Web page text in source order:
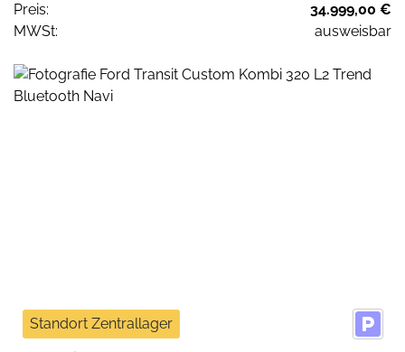
Preis:
34.999,00 €
MWSt:
ausweisbar
Standort Zentrallager